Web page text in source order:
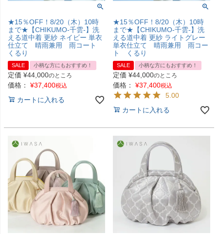
★15％OFF！8/20（木）10時
まで★【CHIKUMO-千雲-】洗
える道中着 更紗 ネイビー 単衣
仕立て 晴雨兼用 雨コート
くるり
SALE 小柄な方にもおすすめ！
定価 ¥44,000のところ
価格： ¥37,400税込
カートに入れる
★15％OFF！8/20（木）10時
まで★【CHIKUMO-千雲-】洗
える道中着 更紗 ライトグレー
単衣仕立て 晴雨兼用 雨コー
ト くるり
SALE 小柄な方にもおすすめ！
定価 ¥44,000のところ
価格： ¥37,400税込
5.00
カートに入れる